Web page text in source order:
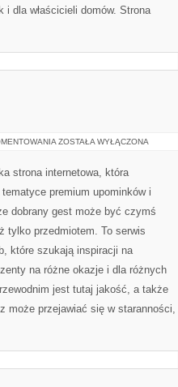
dla właścicieli domów. Strona
PREZENTY
ZOSTAŁA WYŁĄCZONA
strona internetowa, która
premium upominków i
dobrany gest może być czymś
tylko przedmiotem. To serwis
które szukają inspiracji na
na różne okazje i dla różnych
jest tutaj jakość, a także
może przejawiać się w staranności,